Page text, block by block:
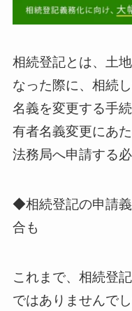
相続登記とは、土
なった際に、相続
名義を変更する手
有者名義変更にあ
法務局へ申請する
◆相続登記の申請
合も
これまで、相続登
ではありませんで